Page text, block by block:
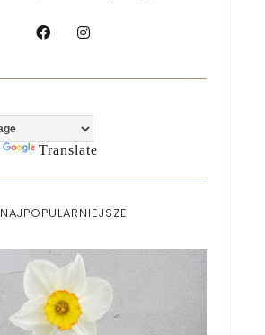
Translate
NAJPOPULARNIEJSZE